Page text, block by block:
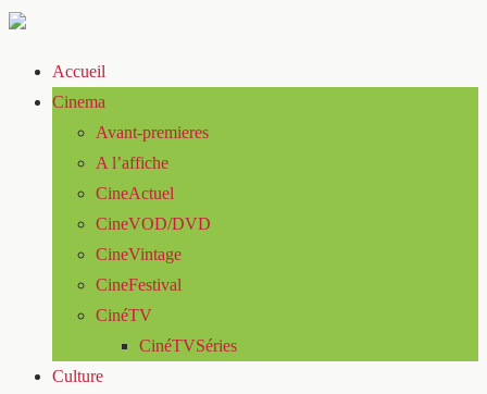
Accueil
Cinema
Avant-premieres
A l’affiche
CineActuel
CineVOD/DVD
CineVintage
CineFestival
CinéTV
CinéTVSéries
Culture